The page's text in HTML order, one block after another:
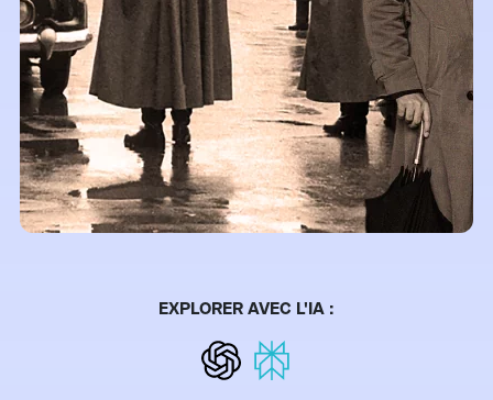
EXPLORER AVEC L'IA :